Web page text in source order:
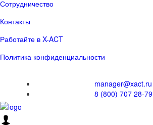
Сотрудничество
Контакты
Работайте в X-ACT
Политика конфиденциальности
manager@xact.ru
8 (800) 707 28-79